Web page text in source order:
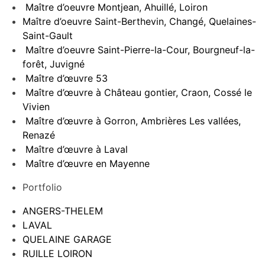
Maître d’oeuvre Montjean, Ahuillé, Loiron
Maître d’oeuvre Saint-Berthevin, Changé, Quelaines-
Saint-Gault
Maître d’oeuvre Saint-Pierre-la-Cour, Bourgneuf-la-
forêt, Juvigné
Maître d’œuvre 53
Maître d’œuvre à Château gontier, Craon, Cossé le
Vivien
Maître d’œuvre à Gorron, Ambrières Les vallées,
Renazé
Maître d’œuvre à Laval
Maître d’œuvre en Mayenne
Portfolio
ANGERS-THELEM
LAVAL
QUELAINE GARAGE
RUILLE LOIRON